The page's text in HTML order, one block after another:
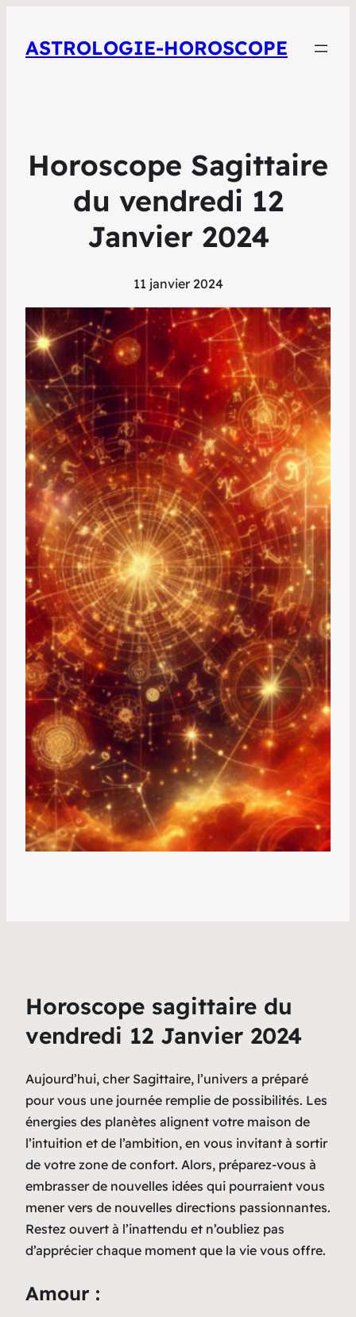
ASTROLOGIE-HOROSCOPE
Horoscope Sagittaire
du vendredi 12
Janvier 2024
11 janvier 2024
Horoscope sagittaire du
vendredi 12 Janvier 2024
Aujourd’hui, cher Sagittaire, l’univers a préparé
pour vous une journée remplie de possibilités. Les
énergies des planètes alignent votre maison de
l’intuition et de l’ambition, en vous invitant à sortir
de votre zone de confort. Alors, préparez-vous à
embrasser de nouvelles idées qui pourraient vous
mener vers de nouvelles directions passionnantes.
Restez ouvert à l’inattendu et n’oubliez pas
d’apprécier chaque moment que la vie vous offre.
Amour :